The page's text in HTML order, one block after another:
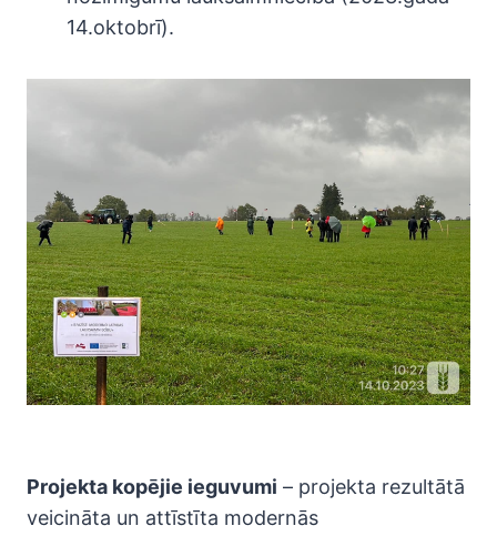
14.oktobrī).
Projekta kopējie ieguvumi – projekta rezultātā
veicināta un attīstīta modernās